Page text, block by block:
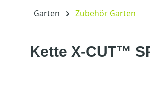
Garten Zubehör Garten
Kette X-CUT™